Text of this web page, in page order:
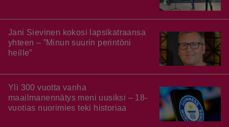
Jani Sievinen kokosi lapsikatraansa
yhteen – ”Minun suurin perintöni
heille”
Yli 300 vuotta vanha
maailmanennätys meni uusiksi – 18-
vuotias nuorimies teki historiaa